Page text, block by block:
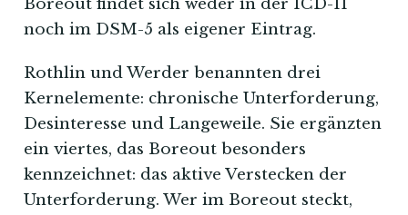
Boreout findet sich weder in der ICD-11
noch im DSM-5 als eigener Eintrag.
Rothlin und Werder benannten drei
Kernelemente: chronische Unterforderung,
Desinteresse und Langeweile. Sie ergänzten
ein viertes, das Boreout besonders
kennzeichnet: das aktive Verstecken der
Unterforderung. Wer im Boreout steckt,